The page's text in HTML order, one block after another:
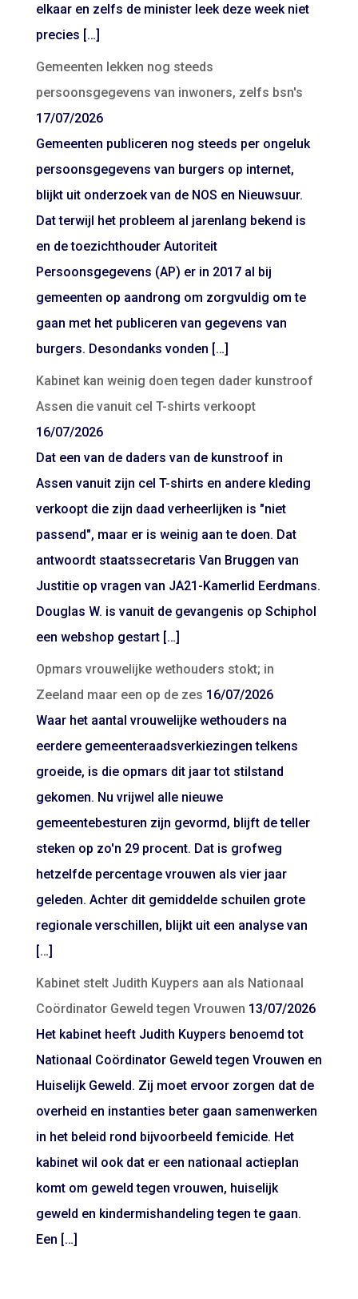
elkaar en zelfs de minister leek deze week niet
precies […]
Gemeenten lekken nog steeds
persoonsgegevens van inwoners, zelfs bsn's
17/07/2026
Gemeenten publiceren nog steeds per ongeluk
persoonsgegevens van burgers op internet,
blijkt uit onderzoek van de NOS en Nieuwsuur.
Dat terwijl het probleem al jarenlang bekend is
en de toezichthouder Autoriteit
Persoonsgegevens (AP) er in 2017 al bij
gemeenten op aandrong om zorgvuldig om te
gaan met het publiceren van gegevens van
burgers. Desondanks vonden […]
Kabinet kan weinig doen tegen dader kunstroof
Assen die vanuit cel T-shirts verkoopt
16/07/2026
Dat een van de daders van de kunstroof in
Assen vanuit zijn cel T-shirts en andere kleding
verkoopt die zijn daad verheerlijken is "niet
passend", maar er is weinig aan te doen. Dat
antwoordt staatssecretaris Van Bruggen van
Justitie op vragen van JA21-Kamerlid Eerdmans.
Douglas W. is vanuit de gevangenis op Schiphol
een webshop gestart […]
Opmars vrouwelijke wethouders stokt; in
Zeeland maar een op de zes 16/07/2026
Waar het aantal vrouwelijke wethouders na
eerdere gemeenteraadsverkiezingen telkens
groeide, is die opmars dit jaar tot stilstand
gekomen. Nu vrijwel alle nieuwe
gemeentebesturen zijn gevormd, blijft de teller
steken op zo'n 29 procent. Dat is grofweg
hetzelfde percentage vrouwen als vier jaar
geleden. Achter dit gemiddelde schuilen grote
regionale verschillen, blijkt uit een analyse van
[…]
Kabinet stelt Judith Kuypers aan als Nationaal
Coördinator Geweld tegen Vrouwen 13/07/2026
Het kabinet heeft Judith Kuypers benoemd tot
Nationaal Coördinator Geweld tegen Vrouwen en
Huiselijk Geweld. Zij moet ervoor zorgen dat de
overheid en instanties beter gaan samenwerken
in het beleid rond bijvoorbeeld femicide. Het
kabinet wil ook dat er een nationaal actieplan
komt om geweld tegen vrouwen, huiselijk
geweld en kindermishandeling tegen te gaan.
Een […]